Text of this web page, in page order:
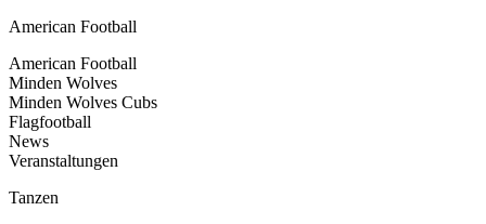
American Football
American Football
Minden Wolves
Minden Wolves Cubs
Flagfootball
News
Veranstaltungen
Tanzen